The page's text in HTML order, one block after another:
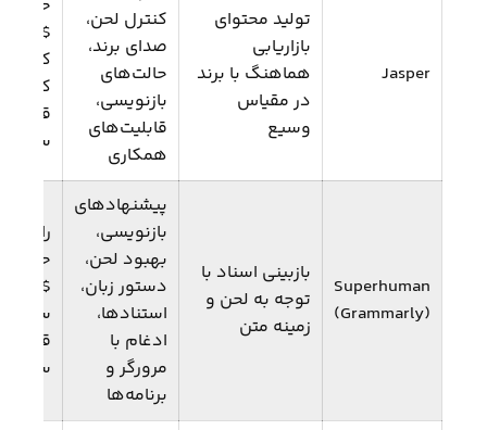
Jasper
تولید محتوای
بازاریابی
هماهنگ با برند
در مقیاس
وسیع
کنترل لحن،
صدای برند،
حالت‌های
بازنویسی،
قابلیت‌های
همکاری
کاربر؛
Superhuman
(Grammarly)
بازبینی اسناد با
توجه به لحن و
زمینه متن
پیشنهادهای
بازنویسی،
بهبود لحن،
دستور زبان،
استنادها،
ادغام با
مرورگر و
برنامه‌ها